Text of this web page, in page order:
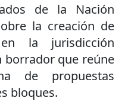
de la Nación
la creación de
la jurisdicción
borrador que reúne
de propuestas
bloques.